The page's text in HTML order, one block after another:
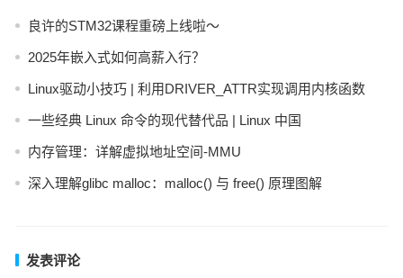
良许的STM32课程重磅上线啦～
2025年嵌入式如何高薪入行？
Linux驱动小技巧 | 利用DRIVER_ATTR实现调用内核函数
一些经典 Linux 命令的现代替代品 | Linux 中国
内存管理：详解虚拟地址空间-MMU
深入理解glibc malloc：malloc() 与 free() 原理图解
发表评论